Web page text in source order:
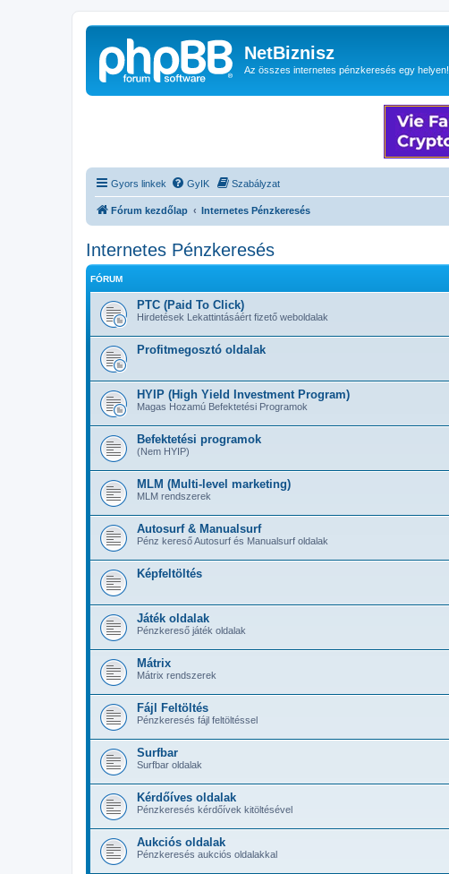
NetBiznisz
Az összes internetes pénzkeresés egy helyen!
Gyors linkek GyIK Szabályzat
Fórum kezdőlap Internetes Pénzkeresés
Internetes Pénzkeresés
FÓRUM
PTC (Paid To Click)
Hirdetések Lekattintásáért fizető weboldalak
Profitmegosztó oldalak
HYIP (High Yield Investment Program)
Magas Hozamú Befektetési Programok
Befektetési programok
(Nem HYIP)
MLM (Multi-level marketing)
MLM rendszerek
Autosurf & Manualsurf
Pénz kereső Autosurf és Manualsurf oldalak
Képfeltöltés
Játék oldalak
Pénzkereső játék oldalak
Mátrix
Mátrix rendszerek
Fájl Feltöltés
Pénzkeresés fájl feltöltéssel
Surfbar
Surfbar oldalak
Kérdőíves oldalak
Pénzkeresés kérdőívek kitöltésével
Aukciós oldalak
Pénzkeresés aukciós oldalakkal